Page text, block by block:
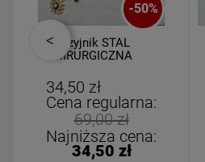
-50%
Naszyjnik STAL
CHIRURGICZNA
medalion oko
34,50 zł
Cena regularna:
69,00 zł
Najniższa cena:
34,50 zł